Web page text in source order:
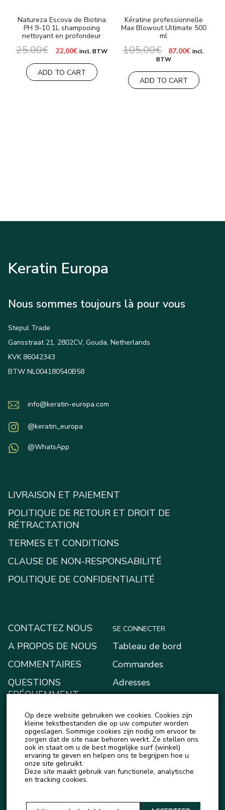
Natureza Escova de Biotina
PH 9-10 1L shampooing
nettoyant en profondeur
25,00€ Le
prix
initial
était :
25,00€.
22,00€Le
actuel
est :
22,00€.
incl. BTW
ADD TO CART
Kératine professionnelle
Max Blowout Ultimate 500
ml
105,00€ Le
prix
initial
était :
105,00€.
87,00€Le
est :
87,00€.
incl.
BTW
ADD TO CART
Keratin Europa
Nous sommes toujours là pour vous
Stepul Trade
Gansstraat 21, 2802CV, Gouda, Netherlands
KVK 86042343
BTW NL004180540B58
info@keratin-europa.com
@keratin_europa
@WhatsApp
LIVRAISON ET PAIEMENT
POLITIQUE DE RETOUR ET DROIT DE
RÉTRACTATION
TERMES ET CONDITIONS
CLAUSE DE NON-RESPONSABILITÉ
POLITIQUE DE CONFIDENTIALITÉ
CONTACTEZ NOUS
A PROPOS DE NOUS
COMMENTAIRES
QUESTIONS
FRÉQUEMMENT
BLOG
ACTUALITÉS
SE CONNECTER
Tableau de bord
Commandes
Adresses
Mon portefeuille
Account details
Logout
Op deze website gebruiken we cookies. Cookies zijn
kleine tekstbestanden die op uw computer worden
opgeslagen. Sommige cookies zijn nodig om ervoor te
zorgen dat de site naar behoren werkt. Ze stellen ons
ook in staat om u de best mogelijke surf (winkel)
ervaring te geven en helpen ons te begrijpen hoe u
onze site gebruikt.
Deze site maakt gebruik van functionele, analytische
en tracking cookies.